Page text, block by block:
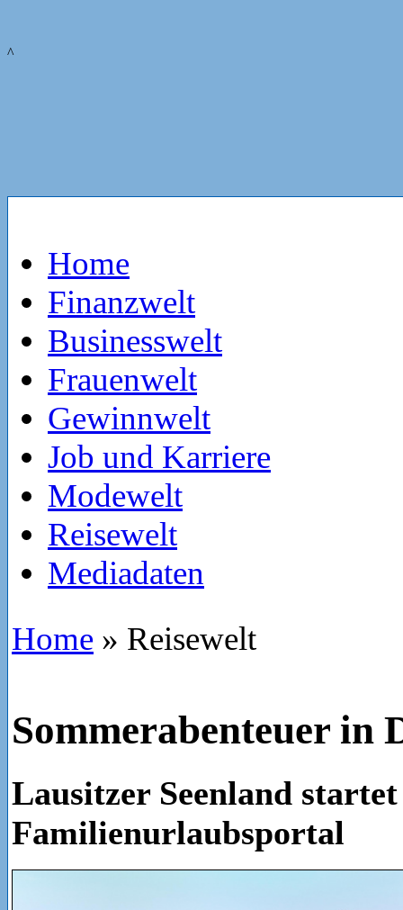
^
Home
Finanzwelt
Businesswelt
Frauenwelt
Gewinnwelt
Job und Karriere
Modewelt
Reisewelt
Mediadaten
Home » Reisewelt
Sommerabenteuer in
Lausitzer Seenland startet
Familienurlaubsportal